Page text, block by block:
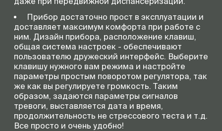
Прибор достаточно прост в эксплуатации и
доставляет максимум комфорта при работе с
ним. Дизайн прибора, расположение клавиш,
общая система настроек - обеспечивают
пользователю дружеский интерфейс. Выберите
клавишу нужного вам режима и настройте
параметры простым поворотом регулятора, так
же как вы регулируете громкость. Таким
образом, задаются параметры сигналов
тревоги, выставляется дата и время,
продолжительность не стрессового теста и т.д.
Все просто и очень удобно!